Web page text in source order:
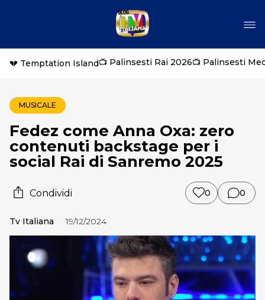
💔 Temptation Island📺 Palinsesti Rai 2026📺 Palinsesti
MUSICALE
Fedez come Anna Oxa: zero
contenuti backstage per i
social Rai di Sanremo 2025
Condividi 0 0
Tv Italiana 19/12/2024